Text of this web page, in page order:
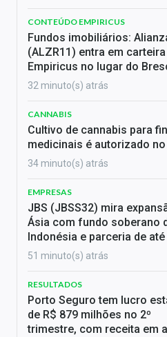
CONTEÚDO EMPIRICUS
Fundos imobiliários:
(ALZR11) entra em carteira
Empiricus no lugar do
32 minuto(s) atrás
CANNABIS
Cultivo de cannabis para
medicinais é autorizado no
34 minuto(s) atrás
EMPRESAS
JBS (JBSS32) mira
Ásia com fundo soberano
Indonésia e parceria de
51 minuto(s) atrás
RESULTADOS
Porto Seguro tem lucro
de R$ 879 milhões no 2º
trimestre, com receita em